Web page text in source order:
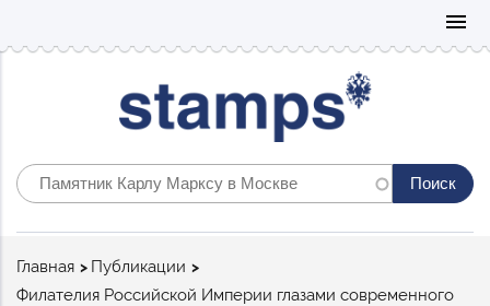
menu
Строка
навигации
Главная
Публикации
Филателия Российской Империи глазами современного